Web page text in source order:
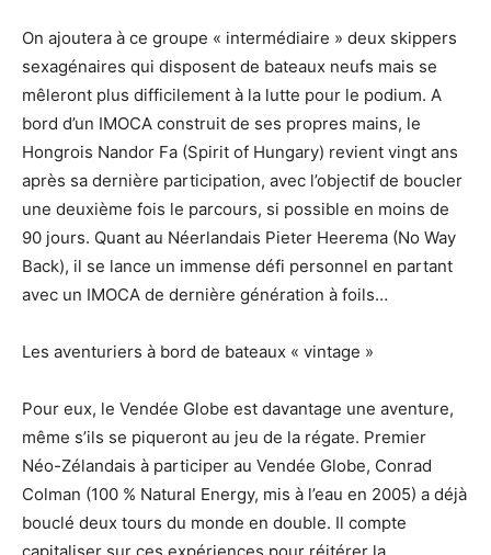
On ajoutera à ce groupe « intermédiaire » deux skippers
sexagénaires qui disposent de bateaux neufs mais se
mêleront plus difficilement à la lutte pour le podium. A
bord d’un IMOCA construit de ses propres mains, le
Hongrois Nandor Fa (Spirit of Hungary) revient vingt ans
après sa dernière participation, avec l’objectif de boucler
une deuxième fois le parcours, si possible en moins de
90 jours. Quant au Néerlandais Pieter Heerema (No Way
Back), il se lance un immense défi personnel en partant
avec un IMOCA de dernière génération à foils…
Les aventuriers à bord de bateaux « vintage »
Pour eux, le Vendée Globe est davantage une aventure,
même s’ils se piqueront au jeu de la régate. Premier
Néo-Zélandais à participer au Vendée Globe, Conrad
Colman (100 % Natural Energy, mis à l’eau en 2005) a déjà
bouclé deux tours du monde en double. Il compte